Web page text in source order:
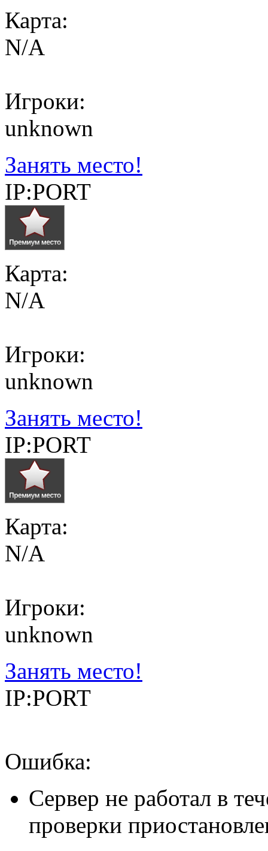
Карта:
N/A
Игроки:
unknown
Занять место!
IP:PORT
Карта:
N/A
Игроки:
unknown
Занять место!
IP:PORT
Карта:
N/A
Игроки:
unknown
Занять место!
IP:PORT
Ошибка:
Сервер не работал в
проверки